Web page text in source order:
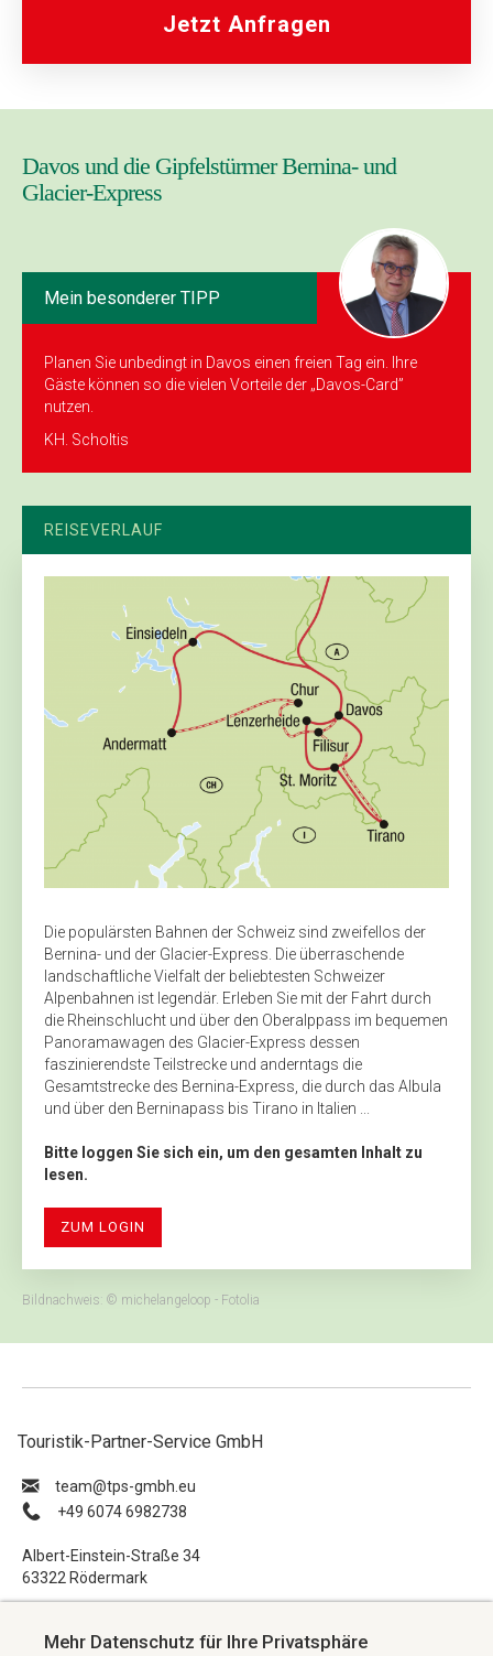
Jetzt Anfragen
Davos und die Gipfelstürmer Bernina- und
Glacier-Express
Mein besonderer TIPP
Planen Sie unbedingt in Davos einen freien Tag ein. Ihre
Gäste können so die vielen Vorteile der „Davos-Card”
nutzen.
KH. Scholtis
REISEVERLAUF
Die populärsten Bahnen der Schweiz sind zweifellos der
Bernina- und der Glacier-Express. Die überraschende
landschaftliche Vielfalt der beliebtesten Schweizer
Alpenbahnen ist legendär. Erleben Sie mit der Fahrt durch
die Rheinschlucht und über den Oberalppass im bequemen
Panoramawagen des Glacier-Express dessen
faszinierendste Teilstrecke und anderntags die
Gesamtstrecke des Bernina-Express, die durch das Albula
und über den Berninapass bis Tirano in Italien ...
Bitte loggen Sie sich ein, um den gesamten Inhalt zu
lesen.
ZUM LOGIN
Bildnachweis: © michelangeloop - Fotolia
Touristik-Partner-Service GmbH
ue.hbmg-spt@maet
+49 6074 6982738
Albert-Einstein-Straße 34
63322 Rödermark
Impressum
Mehr Datenschutz für Ihre Privatsphäre